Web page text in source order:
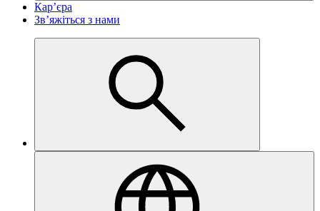
Кар’єра
Зв’яжіться з нами